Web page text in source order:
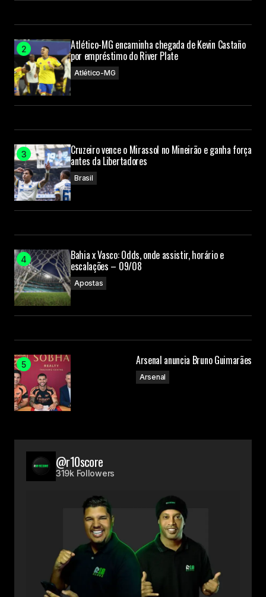
Atlético-MG encaminha chegada de Kevin Castaño
por empréstimo do River Plate
Atlético-MG
Cruzeiro vence o Mirassol no Mineirão e ganha força
antes da Libertadores
Brasil
Bahia x Vasco: Odds, onde assistir, horário e
escalações – 09/08
Apostas
Arsenal anuncia Bruno Guimarães
Arsenal
@r10score
319k Followers